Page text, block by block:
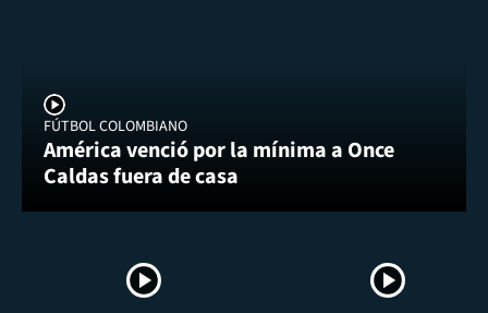
FÚTBOL COLOMBIANO
América venció por la mínima a Once
Caldas fuera de casa